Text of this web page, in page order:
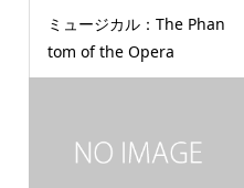
ミュージカル：The Phan
tom of the Opera